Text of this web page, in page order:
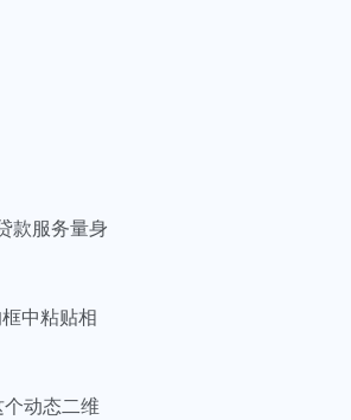
款服务量身
中粘贴相
动态二维